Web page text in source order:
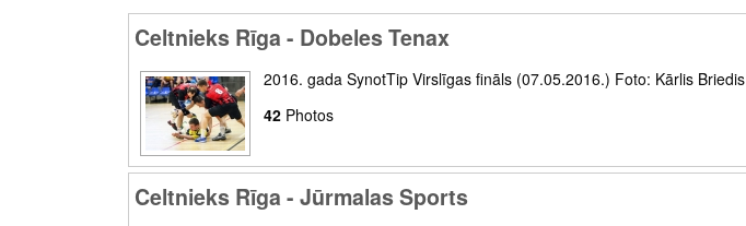
Celtnieks Rīga - Dobeles Tenax
2016. gada SynotTip Virslīgas fināls (07.05.2016.) Foto: Kārlis Briedis
42 Photos
Celtnieks Rīga - Jūrmalas Sports